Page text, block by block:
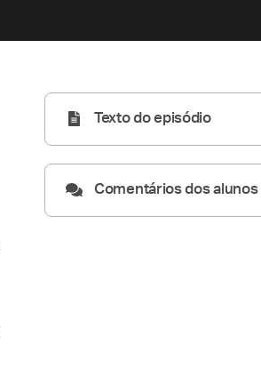
Texto do episódio
Comentários dos alunos